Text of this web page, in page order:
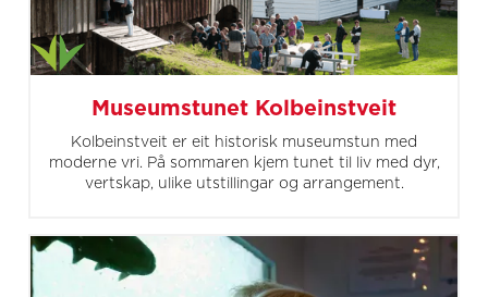
Museumstunet Kolbeinstveit
Kolbeinstveit er eit historisk museumstun med
moderne vri. På sommaren kjem tunet til liv med dyr,
vertskap, ulike utstillingar og arrangement.